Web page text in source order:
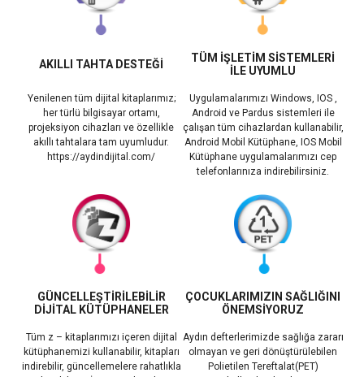
AKILLI TAHTA DESTEĞİ
Yenilenen tüm dijital kitaplarımız;
her türlü bilgisayar ortamı,
projeksiyon cihazları ve özellikle
akıllı tahtalara tam uyumludur.
https://aydindijital.com/
TÜM İŞLETİM SİSTEMLERİ
İLE UYUMLU
Uygulamalarımızı Windows, IOS ,
Android ve Pardus sistemleri ile
çalışan tüm cihazlardan kullanabilir,
Android Mobil Kütüphane, IOS Mobil
Kütüphane uygulamalarımızı cep
telefonlarınıza indirebilirsiniz.
GÜNCELLEŞTİRİLEBİLİR
DİJİTAL KÜTÜPHANELER
Tüm z – kitaplarımızı içeren dijital
kütüphanemizi kullanabilir, kitapları
indirebilir, güncellemelere rahatlıkla
ÇOCUKLARIMIZIN SAĞLIĞINI
ÖNEMSİYORUZ
Aydın defterlerimizde sağlığa zararı
olmayan ve geri dönüştürülebilen
Polietilen Tereftalat(PET)